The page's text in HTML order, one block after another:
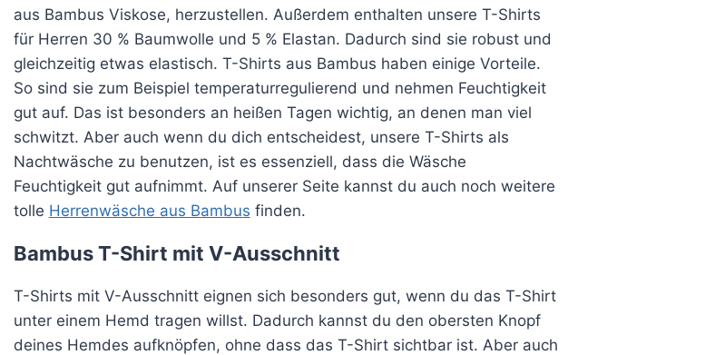
aus Bambus Viskose, herzustellen. Außerdem enthalten unsere T-Shirts
für Herren 30 % Baumwolle und 5 % Elastan. Dadurch sind sie robust und
gleichzeitig etwas elastisch. T-Shirts aus Bambus haben einige Vorteile.
So sind sie zum Beispiel temperaturregulierend und nehmen Feuchtigkeit
gut auf. Das ist besonders an heißen Tagen wichtig, an denen man viel
schwitzt. Aber auch wenn du dich entscheidest, unsere T-Shirts als
Nachtwäsche zu benutzen, ist es essenziell, dass die Wäsche
Feuchtigkeit gut aufnimmt. Auf unserer Seite kannst du auch noch weitere
tolle Herrenwäsche aus Bambus finden.
Bambus T-Shirt mit V-Ausschnitt
T-Shirts mit V-Ausschnitt eignen sich besonders gut, wenn du das T-Shirt
unter einem Hemd tragen willst. Dadurch kannst du den obersten Knopf
deines Hemdes aufknöpfen, ohne dass das T-Shirt sichtbar ist. Aber auch